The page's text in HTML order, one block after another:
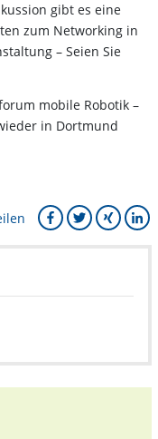
gibt es eine
zum Networking in
– Seien Sie
mobile Robotik –
in Dortmund